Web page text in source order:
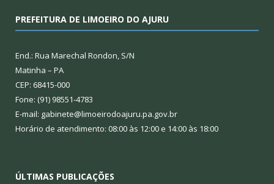
PREFEITURA DE LIMOEIRO DO AJURU
End.: Rua Marechal Rondon, S/N
Matinha – PA
CEP: 68415-000
Fone: (91) 98551-4783
E-mail: gabinete@limoeirodoajuru.pa.gov.br
Horário de atendimento: 08:00 às 12:00 e 14:00 às 18:00
ÚLTIMAS PUBLICAÇÕES